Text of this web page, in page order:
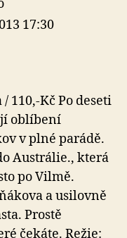
17:30
110,-Kč Po deseti
oblíbení
v plné parádě.
Austrálie., která
po Vilmě.
a usilovně
Prostě
čekáte. Režie: